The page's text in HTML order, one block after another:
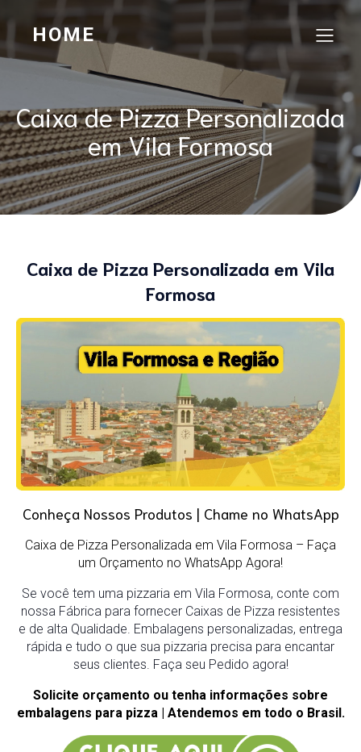
HOME
Caixa de Pizza Personalizada
em Vila Formosa
Caixa de Pizza Personalizada em Vila
Formosa
Conheça Nossos Produtos | Chame no WhatsApp
Caixa de Pizza Personalizada em Vila Formosa – Faça
um Orçamento no WhatsApp Agora!
Se você tem uma pizzaria em Vila Formosa, conte com
nossa Fábrica para fornecer Caixas de Pizza resistentes
e de alta Qualidade. Embalagens personalizadas, entrega
rápida e tudo o que sua pizzaria precisa para encantar
seus clientes. Faça seu Pedido agora!
Solicite orçamento ou tenha informações sobre
embalagens para pizza | Atendemos em todo o Brasil.